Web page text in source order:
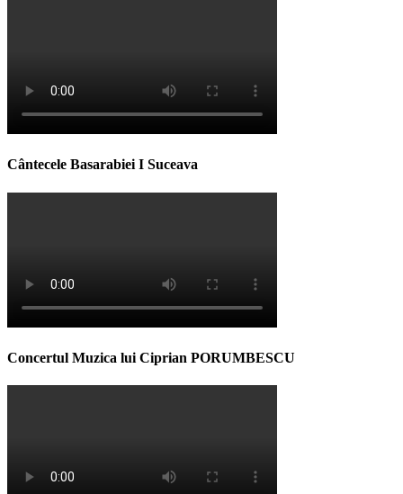
Cântecele Basarabiei I Suceava
Concertul Muzica lui Ciprian PORUMBESCU